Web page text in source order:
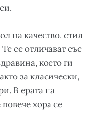
на качество, стил
се отличават със
което ги
за класически,
В ерата на
хора се